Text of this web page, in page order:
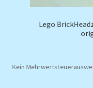
Lego
Kein